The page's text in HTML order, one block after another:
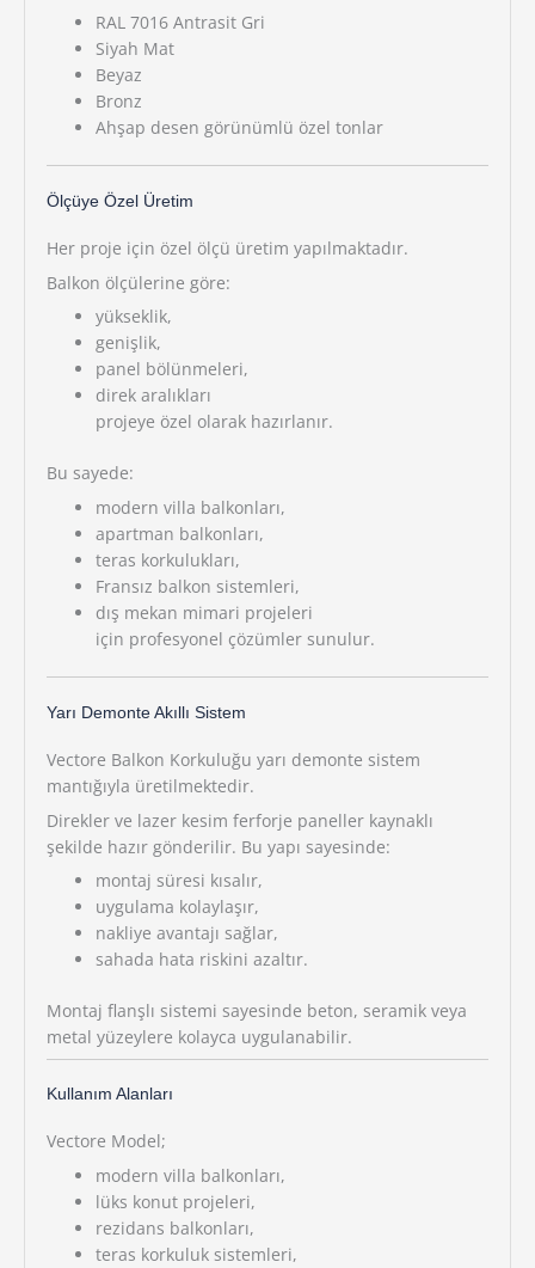
RAL 7016 Antrasit Gri
Siyah Mat
Beyaz
Bronz
Ahşap desen görünümlü özel tonlar
Ölçüye Özel Üretim
Her proje için özel ölçü üretim yapılmaktadır.
Balkon ölçülerine göre:
yükseklik,
genişlik,
panel bölünmeleri,
direk aralıkları
projeye özel olarak hazırlanır.
Bu sayede:
modern villa balkonları,
apartman balkonları,
teras korkulukları,
Fransız balkon sistemleri,
dış mekan mimari projeleri
için profesyonel çözümler sunulur.
Yarı Demonte Akıllı Sistem
Vectore Balkon Korkuluğu yarı demonte sistem
mantığıyla üretilmektedir.
Direkler ve lazer kesim ferforje paneller kaynaklı
şekilde hazır gönderilir. Bu yapı sayesinde:
montaj süresi kısalır,
uygulama kolaylaşır,
nakliye avantajı sağlar,
sahada hata riskini azaltır.
Montaj flanşlı sistemi sayesinde beton, seramik veya
metal yüzeylere kolayca uygulanabilir.
Kullanım Alanları
Vectore Model;
modern villa balkonları,
lüks konut projeleri,
rezidans balkonları,
teras korkuluk sistemleri,